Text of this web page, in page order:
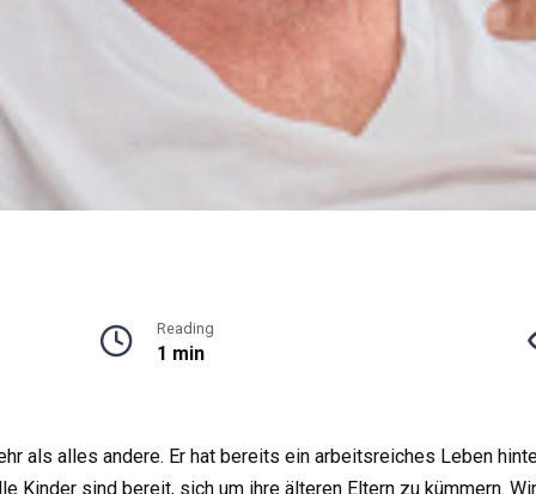
Reading
1 min
als alles andere. Er hat bereits ein arbeitsreiches Leben
Kinder sind bereit, sich um ihre älteren Eltern zu kümmern.